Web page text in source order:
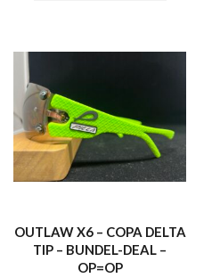
OUTLAW X6 – COPA DELTA
TIP – BUNDEL-DEAL –
OP=OP